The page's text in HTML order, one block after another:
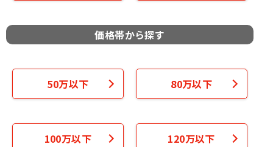
価格帯から探す
50万以下 80万以下
100万以下 120万以下